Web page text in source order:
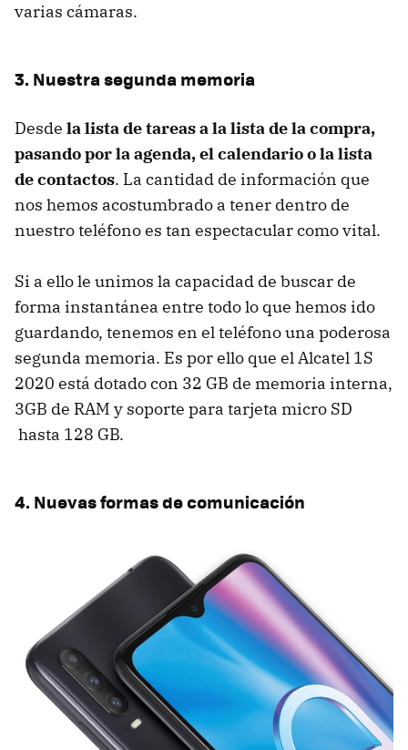
varias cámaras.
3. Nuestra segunda memoria
Desde la lista de tareas a la lista de la compra,
pasando por la agenda, el calendario o la lista
de contactos. La cantidad de información que
nos hemos acostumbrado a tener dentro de
nuestro teléfono es tan espectacular como vital.
Si a ello le unimos la capacidad de buscar de
forma instantánea entre todo lo que hemos ido
guardando, tenemos en el teléfono una poderosa
segunda memoria. Es por ello que el Alcatel 1S
2020 está dotado con 32 GB de memoria interna,
3GB de RAM y soporte para tarjeta micro SD
hasta 128 GB.
4. Nuevas formas de comunicación